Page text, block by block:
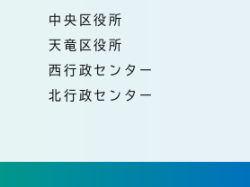
中央区役所
天竜区役所
西行政センター
北行政センター